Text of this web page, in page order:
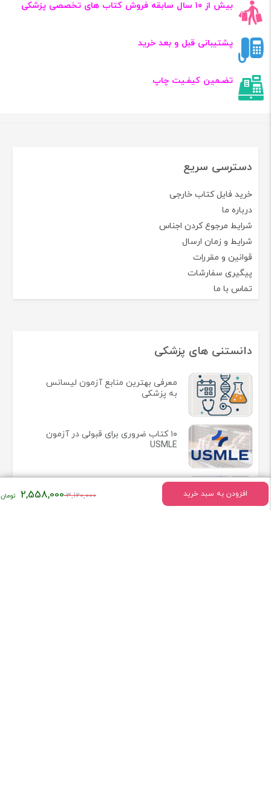
افزودن به سبد خرید 3,120,000قیمت
2,558,000
بیش از ۱۰ سال سابقه فروش کتاب‌ های تخصصی پزشکی
پشتیبانی قبل و بعد خرید
تضـمین کیفـیت چاپ
دسترسی سریع
خرید فایل کتاب خارجی
درباره ما
شرایط مرجوع کردن اجناس
شرایط و زمان ارسال
قوانین و مقررات
پیگیری سفارشات
تماس با ما
دانستنی های پزشکی
معرفی بهترین منابع آزمون لیسانس
به پزشکی
۱۰ کتاب ضروری برای قبولی در آزمون
USMLE
راهنمای جامع منابع آزمون دستیاری
پزشکی 1405 | بهترین کتاب های
آزمون رزیدنتی 2025